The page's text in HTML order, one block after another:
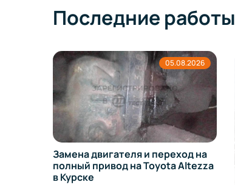
Последние работы
05.08.2026
Замена двигателя и переход на
полный привод на Toyota Altezza
в Курске